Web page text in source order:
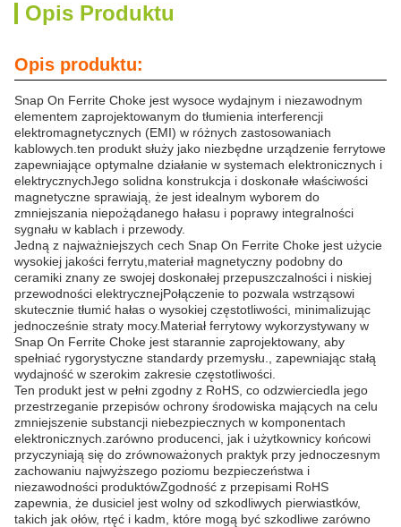
Opis Produktu
Opis produktu:
Snap On Ferrite Choke jest wysoce wydajnym i niezawodnym
elementem zaprojektowanym do tłumienia interferencji
elektromagnetycznych (EMI) w różnych zastosowaniach
kablowych.ten produkt służy jako niezbędne urządzenie ferrytowe
zapewniające optymalne działanie w systemach elektronicznych i
elektrycznychJego solidna konstrukcja i doskonałe właściwości
magnetyczne sprawiają, że jest idealnym wyborem do
zmniejszania niepożądanego hałasu i poprawy integralności
sygnału w kablach i przewody.
Jedną z najważniejszych cech Snap On Ferrite Choke jest użycie
wysokiej jakości ferrytu,materiał magnetyczny podobny do
ceramiki znany ze swojej doskonałej przepuszczalności i niskiej
przewodności elektrycznejPołączenie to pozwala wstrząsowi
skutecznie tłumić hałas o wysokiej częstotliwości, minimalizując
jednocześnie straty mocy.Materiał ferrytowy wykorzystywany w
Snap On Ferrite Choke jest starannie zaprojektowany, aby
spełniać rygorystyczne standardy przemysłu., zapewniając stałą
wydajność w szerokim zakresie częstotliwości.
Ten produkt jest w pełni zgodny z RoHS, co odzwierciedla jego
przestrzeganie przepisów ochrony środowiska mających na celu
zmniejszenie substancji niebezpiecznych w komponentach
elektronicznych.zarówno producenci, jak i użytkownicy końcowi
przyczyniają się do zrównoważonych praktyk przy jednoczesnym
zachowaniu najwyższego poziomu bezpieczeństwa i
niezawodności produktówZgodność z przepisami RoHS
zapewnia, że dusiciel jest wolny od szkodliwych pierwiastków,
takich jak ołów, rtęć i kadm, które mogą być szkodliwe zarówno